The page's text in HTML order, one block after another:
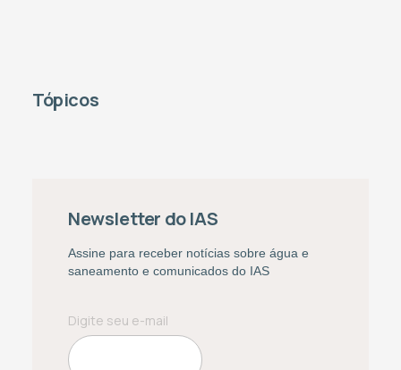
Tópicos
Newsletter do IAS
Assine para receber notícias sobre água e
saneamento e comunicados do IAS